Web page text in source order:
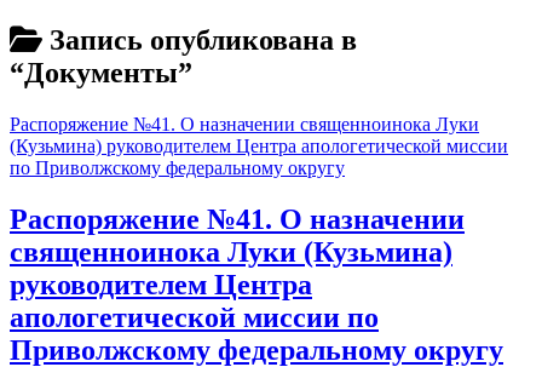
Запись опубликована в
“Документы”
Распоряжение №41. О назначении священноинока Луки
(Кузьмина) руководителем Центра апологетической миссии
по Приволжскому федеральному округу
Распоряжение №41. О назначении
священноинока Луки (Кузьмина)
руководителем Центра
апологетической миссии по
Приволжскому федеральному округу